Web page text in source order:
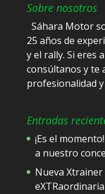
Sobre nosotros
Sáhara Motor
25 años de
y el rally. Si eres
consúltanos y te
profesionalidad
Entradas
¡Es el
a nuestro
Nueva Xtrainer